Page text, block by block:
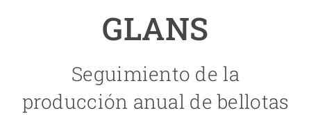
GLANS
Seguimiento de la
producción anual de bellotas
ÚNETE A NOSOTROS